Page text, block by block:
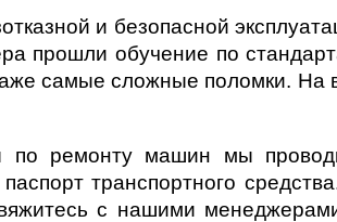
и безопасной
прошли обучение по
самые сложные поломки. На
по ремонту машин мы
паспорт транспортного
с нашими